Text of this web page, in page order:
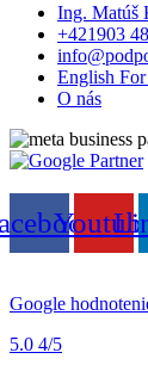
Ing. Matúš
+421903
English
O nás
Google
5.0 4/5